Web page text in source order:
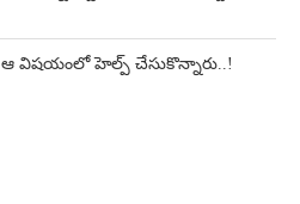
ఆ విషయంలో హెల్ప్ చేసుకొన్నారు..!